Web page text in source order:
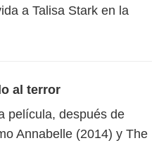
a Talisa Stark en la
al terror
película, después de
Annabelle (2014) y The